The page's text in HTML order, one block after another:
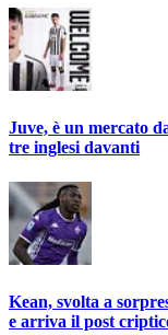
Juve, è un mercato
tre inglesi davanti
Kean, svolta a
e arriva il post